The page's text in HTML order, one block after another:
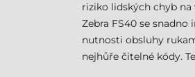
riziko lidských chyb
Zebra FS40 se
nutnosti obsluhy
nejhůře čitelné kódy.